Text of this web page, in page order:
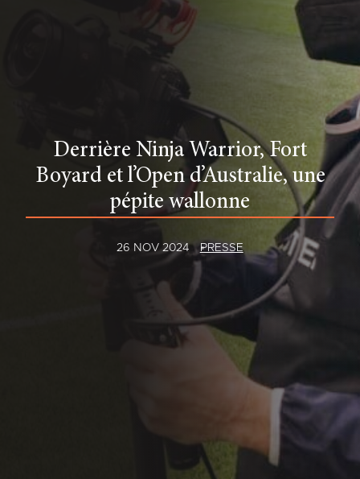
Derrière Ninja Warrior, Fort
Boyard et l’Open d’Australie, une
pépite wallonne
26 NOV 2024 PRESSE